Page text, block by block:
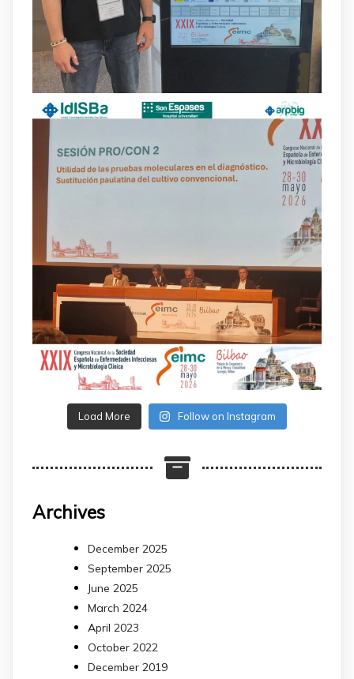
Load More Follow on Instagram
Archives
December 2025
September 2025
June 2025
March 2024
April 2023
October 2022
December 2019